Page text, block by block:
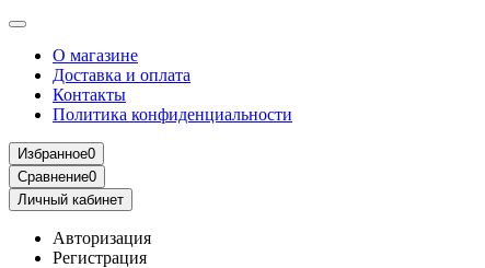
О магазине
Доставка и оплата
Контакты
Политика конфиденциальности
Избранное0
Сравнение0
Личный кабинет
Авторизация
Регистрация